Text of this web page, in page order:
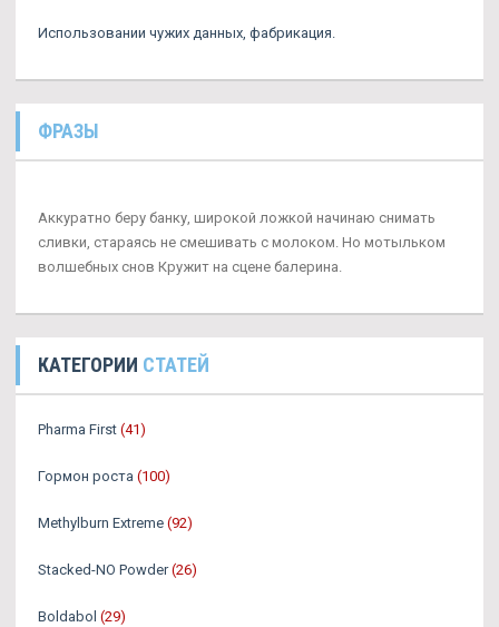
Использовании чужих данных, фабрикация.
ФРАЗЫ
Аккуратно беру банку, широкой ложкой начинаю снимать
сливки, стараясь не смешивать с молоком. Но мотыльком
волшебных снов Кружит на сцене балерина.
КАТЕГОРИИ СТАТЕЙ
Pharma First (41)
Гормон роста (100)
Methylburn Extreme (92)
Stacked-NO Powder (26)
Boldabol (29)